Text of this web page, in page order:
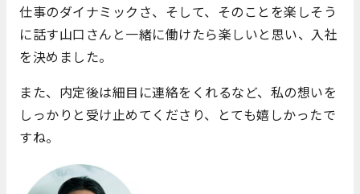
仕事のダイナミックさ、そして、そのことを楽しそう
に話す山口さんと一緒に働けたら楽しいと思い、入社
を決めました。
また、内定後は細目に連絡をくれるなど、私の想いを
しっかりと受け止めてくださり、とても嬉しかったで
すね。